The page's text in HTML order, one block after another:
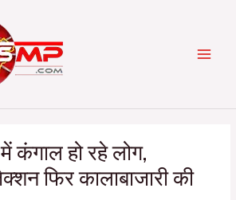
कंगाल हो रहे लोग,
फिर कालाबाजारी की